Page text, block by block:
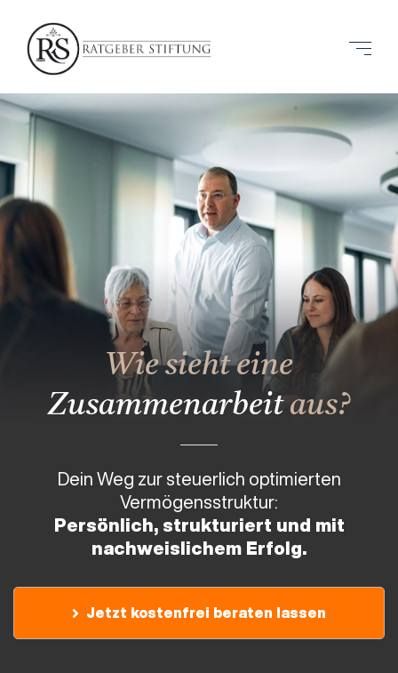
Wie sieht eine
Zusammenarbeit aus?
Dein Weg zur steuerlich optimierten
Vermögensstruktur:
Persönlich, strukturiert und mit
nachweislichem Erfolg.
Jetzt kostenfrei beraten lassen